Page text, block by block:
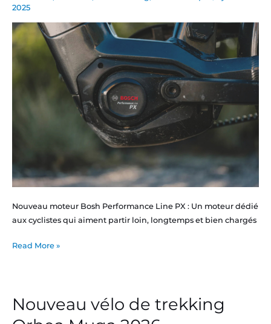
2025
Nouveau moteur Bosh Performance Line PX : Un moteur dédié
aux cyclistes qui aiment partir loin, longtemps et bien chargés
Line
PX
Read More »
Nouveau vélo de trekking
Nouveau